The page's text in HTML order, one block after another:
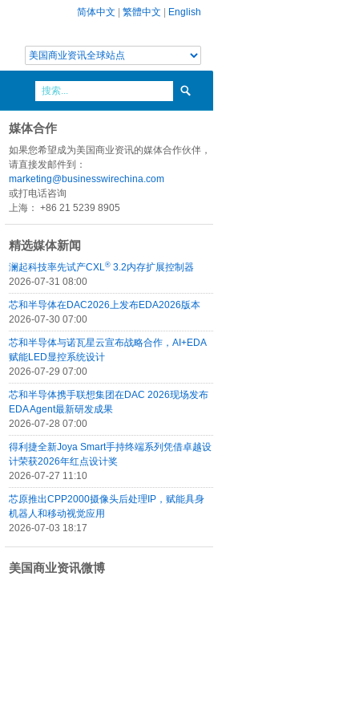
简体中文 繁體中文 English
媒体合作
如果您希望成为美国商业资讯的媒体合作伙伴，
请直接发邮件到：
marketing@businesswirechina.com
或打电话咨询
上海： +86 21 5239 8905
精选媒体新闻
澜起科技率先试产CXL® 3.2内存扩展控制器
2026-07-31 08:00
芯和半导体在DAC2026上发布EDA2026版本
2026-07-30 07:00
芯和半导体与诺瓦星云宣布战略合作，AI+EDA
赋能LED显控系统设计
2026-07-29 07:00
芯和半导体携手联想集团在DAC 2026现场发布
EDA Agent最新研发成果
2026-07-28 07:00
得利捷全新Joya Smart手持终端系列凭借卓越设
计荣获2026年红点设计奖
2026-07-27 11:10
芯原推出CPP2000摄像头后处理IP，赋能具身
机器人和移动视觉应用
2026-07-03 18:17
美国商业资讯微博